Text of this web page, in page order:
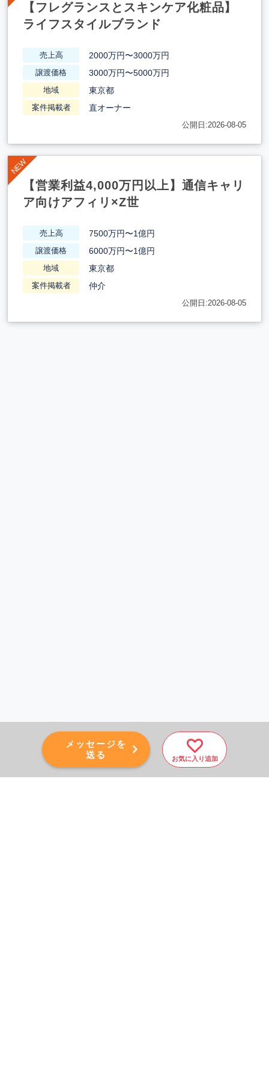
メッセージを
送る
お気に入り追加
【フレグランスとスキンケア化粧品】
ライフスタイルブランド
売上高 2000万円〜3000万円
譲渡価格 3000万円〜5000万円
地域 東京都
案件掲載者 直オーナー
公開日:2026-08-05
【営業利益4,000万円以上】通信キャリ
ア向けアフィリ×Z世
売上高 7500万円〜1億円
譲渡価格 6000万円〜1億円
地域 東京都
案件掲載者 仲介
公開日:2026-08-05